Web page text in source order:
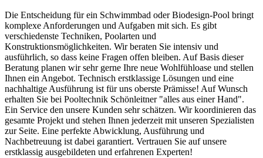
Die Entscheidung für ein Schwimmbad oder Biodesign-Pool bringt
komplexe Anforderungen und Aufgaben mit sich. Es gibt
verschiedenste Techniken, Poolarten und
Konstruktionsmöglichkeiten. Wir beraten Sie intensiv und
ausführlich, so dass keine Fragen offen bleiben. Auf Basis dieser
Beratung planen wir sehr gerne Ihre neue Wohlfühloase und stellen
Ihnen ein Angebot. Technisch erstklassige Lösungen und eine
nachhaltige Ausführung ist für uns oberste Prämisse! Auf Wunsch
erhalten Sie bei Pooltechnik Schönleitner "alles aus einer Hand".
Ein Service den unsere Kunden sehr schätzen. Wir koordinieren das
gesamte Projekt und stehen Ihnen jederzeit mit unseren Spezialisten
zur Seite. Eine perfekte Abwicklung, Ausführung und
Nachbetreuung ist dabei garantiert. Vertrauen Sie auf unsere
erstklassig ausgebildeten und erfahrenen Experten!